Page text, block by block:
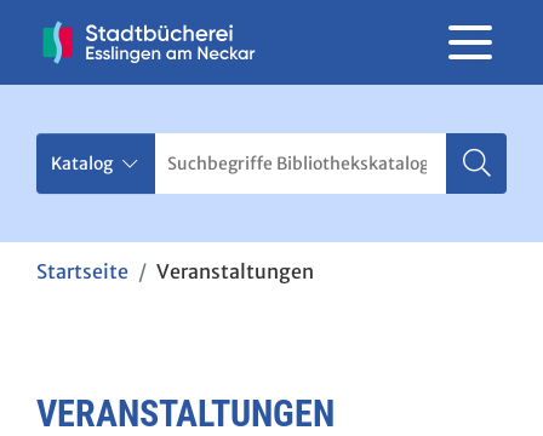
Startseite Veranstaltungen
VERANSTALTUNGEN